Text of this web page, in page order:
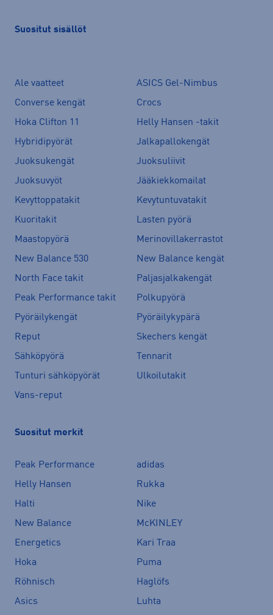
Suositut sisällöt
Ale vaatteet
ASICS Gel-Nimbus
Converse kengät
Crocs
Hoka Clifton 11
Helly Hansen -takit
Hybridipyörät
Jalkapallokengät
Juoksukengät
Juoksuliivit
Juoksuvyöt
Jääkiekkomailat
Kevyttoppatakit
Kevytuntuvatakit
Kuoritakit
Lasten pyörä
Maastopyörä
Merinovillakerrastot
New Balance 530
New Balance kengät
North Face takit
Paljasjalkakengät
Peak Performance takit
Polkupyörä
Pyöräilykengät
Pyöräilykypärä
Reput
Skechers kengät
Sähköpyörä
Tennarit
Tunturi sähköpyörät
Ulkoilutakit
Vans-reput
Suositut merkit
Peak Performance
adidas
Helly Hansen
Rukka
Halti
Nike
New Balance
McKINLEY
Energetics
Kari Traa
Hoka
Puma
Röhnisch
Haglöfs
Asics
Luhta